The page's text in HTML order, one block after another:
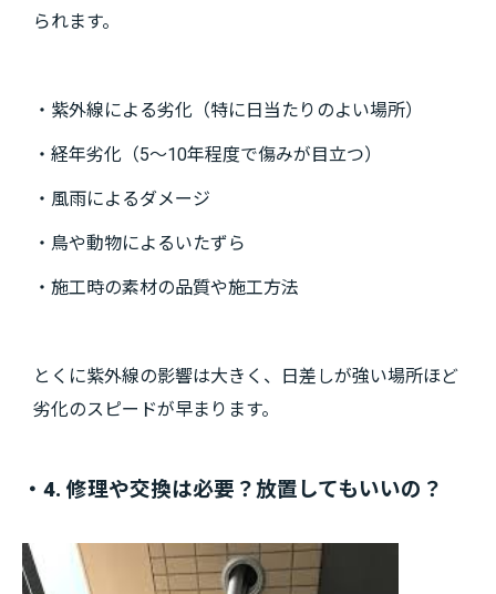
られます。
・紫外線による劣化（特に日当たりのよい場所）
・経年劣化（5～10年程度で傷みが目立つ）
・風雨によるダメージ
・鳥や動物によるいたずら
・施工時の素材の品質や施工方法
とくに紫外線の影響は大きく、日差しが強い場所ほど
劣化のスピードが早まります。
・4. 修理や交換は必要？放置してもいいの？